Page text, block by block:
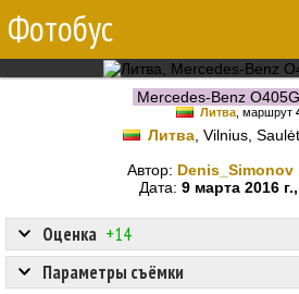
Фотобус
Mercedes-Benz
Литва, маршрут
Литва, Vilnius,
Автор: Denis_Simonov
Дата: 9 марта 2016
Оценка +14
Параметры съёмки